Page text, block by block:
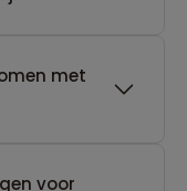
met
voor